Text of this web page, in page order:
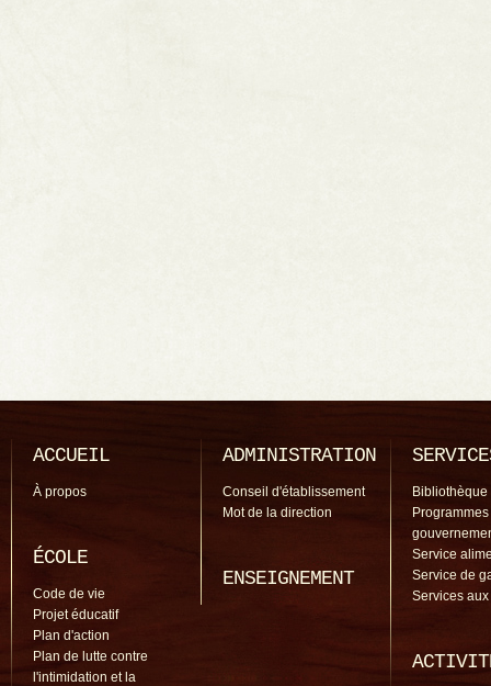
ACCUEIL
À propos
ÉCOLE
Code de vie
Projet éducatif
Plan d'action
Plan de lutte contre
l'intimidation et la
ADMINISTRATION
Conseil d'établissement
Mot de la direction
ENSEIGNEMENT
Bibliothèque
Programmes
Service
Service de
Services